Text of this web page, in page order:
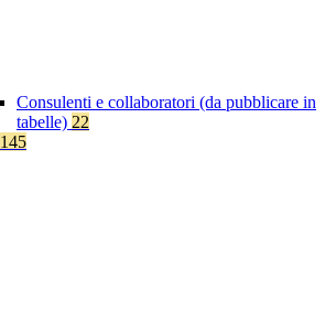
Consulenti e collaboratori (da pubblicare in
tabelle) 22
145